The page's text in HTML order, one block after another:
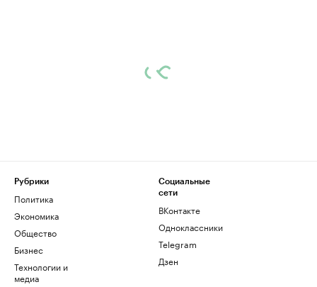
Рубрики
Политика
Экономика
Общество
Бизнес
Технологии и
медиа
Социальные
сети
ВКонтакте
Одноклассники
Telegram
Дзен